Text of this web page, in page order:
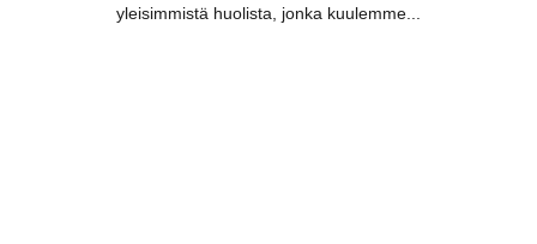
yleisimmistä huolista, jonka kuulemme...